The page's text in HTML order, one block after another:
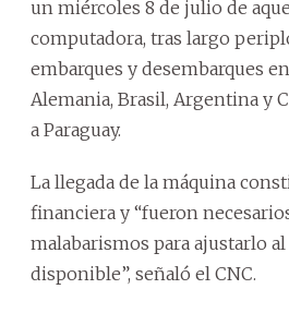
un miércoles 8 de julio de
computadora, tras largo
embarques y desembarques
Alemania, Brasil, Argentina y
a Paraguay.
La llegada de la máquina
financiera y “fueron
malabarismos para ajustarlo
disponible”, señaló el CNC.